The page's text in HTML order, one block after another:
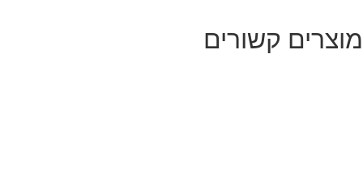
מוצרים קשורים